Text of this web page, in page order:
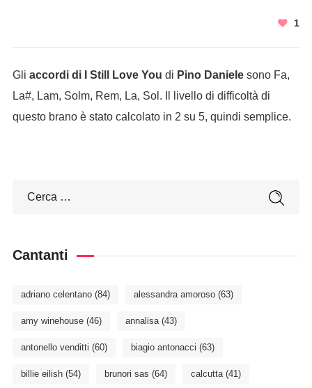
1
Gli accordi di I Still Love You di Pino Danielesono Fa,
La#, Lam, Solm, Rem, La, Sol. Il livello di difficoltà di
questo brano è stato calcolato in 2 su 5, quindi semplice.
Cantanti
adriano celentano(84) alessandra amoroso(63)
amy winehouse(46) annalisa(43)
antonello venditti (60) biagio antonacci (63)
billie eilish(54) brunori sas (64) calcutta(41)